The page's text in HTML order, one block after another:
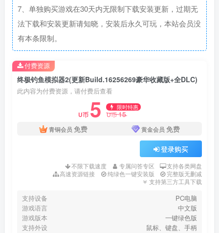
7、单独购买游戏在30天内无限制下载安装更新，过期无
法下载和安装更新请知晓，安装后永久可玩，本站会员没
有本条限制。
终极钓鱼模拟器2(更新Build.16256269豪华收藏版+全DLC)
此内容为付费资源，请付费后查看
U币 5 限时特惠
U币15
青铜会员 免费 黄金会员 免费
登录购买
不限下载速度 专属问答专区
支持各类网盘
高速资源链接
纯绿色一键安装版
完整版无删减
支持第三方工具下载
支持设备
PC电脑
游戏语言
中文版
游戏版本
一键绿色版
支持外设
鼠标、键盘、手柄
付费资源